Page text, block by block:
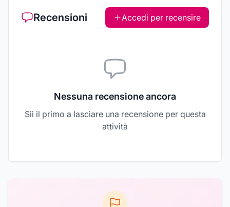
Recensioni Accedi per recensire
Nessuna recensione ancora
Sii il primo a lasciare una recensione per questa
attività